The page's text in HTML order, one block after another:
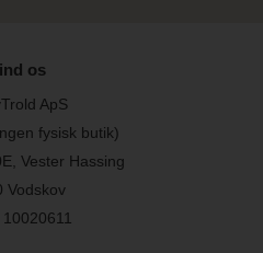
os
ApS
fysisk butik)
Vester Hassing
Vodskov